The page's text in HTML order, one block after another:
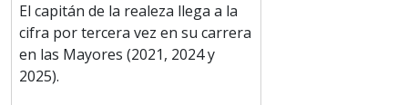
El capitán de la realeza llega a la
cifra por tercera vez en su carrera
en las Mayores (2021, 2024 y
2025).